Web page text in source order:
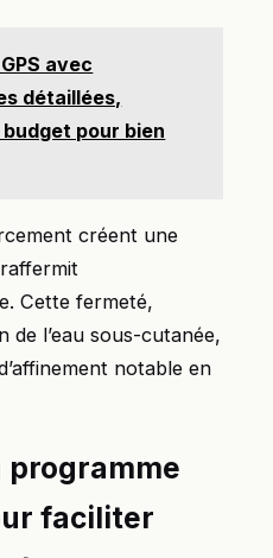
avec
détaillées,
pour bien
créent une
Cette fermeté,
de l’eau sous-cutanée,
notable en
programme
faciliter